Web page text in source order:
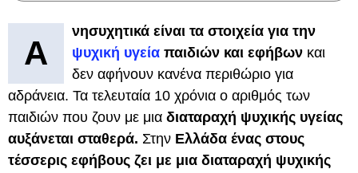
Α
νησυχητικά είναι τα στοιχεία για την
ψυχική υγεία παιδιών και εφήβων και
δεν αφήνουν κανένα περιθώριο για
αδράνεια. Τα τελευταία 10 χρόνια ο αριθμός των
παιδιών που ζουν με μια διαταραχή ψυχικής υγείας
αυξάνεται σταθερά. Στην Ελλάδα ένας στους
τέσσερις εφήβους ζει με μια διαταραχή ψυχικής